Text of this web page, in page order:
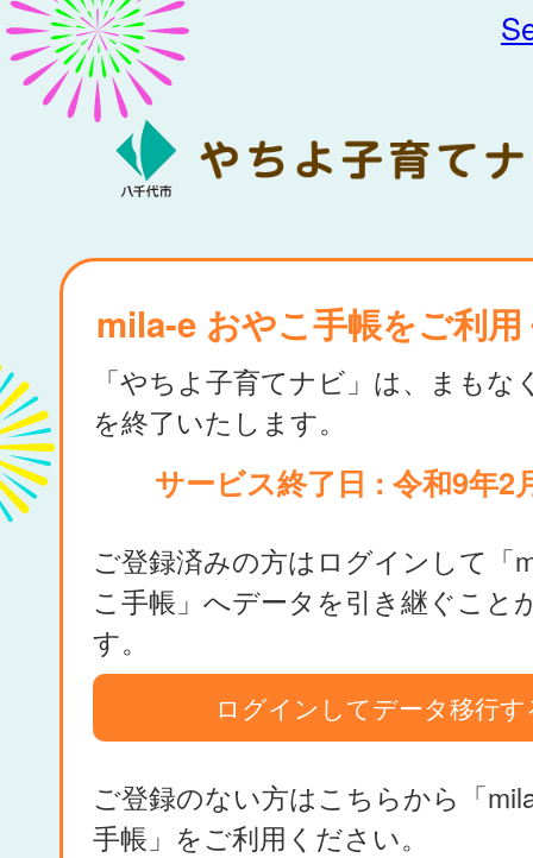
mila-e おやこ手帳をご利
「やちよ子育てナビ」は、まもな
を終了いたします。
サービス終了日 : 令和9年2
ご登録済みの方はログインして「
こ手帳」へデータを引き継ぐこと
す。
ログインしてデータ移行す
ご登録のない方はこちらから「
手帳」をご利用ください。